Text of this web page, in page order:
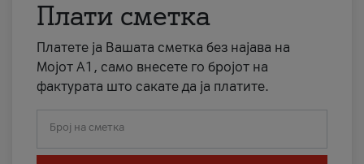
Плати сметка
Платете ја Вашата сметка без најава на
Мојот А1, само внесете го бројот на
фактурата што сакате да ја платите.
Број на сметка